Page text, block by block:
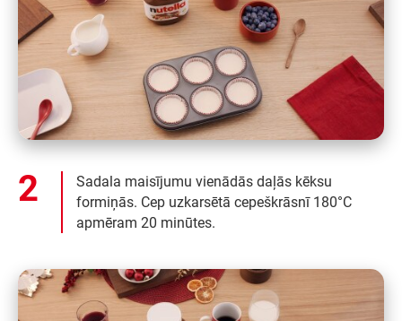
Sadala maisījumu vienādās daļās kēksu
formiņās. Cep uzkarsētā cepeškrāsnī 180°C
apmēram 20 minūtes.